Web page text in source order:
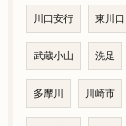
川口安行 東川口
武蔵小山 洗足
多摩川 川崎市